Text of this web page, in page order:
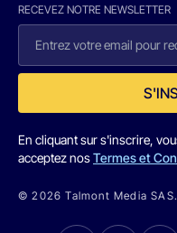
RECEVEZ NOTRE NEWSLETTER
En cliquant sur s'inscrire,
acceptez nosTermes et
© 2026 Talmont Media